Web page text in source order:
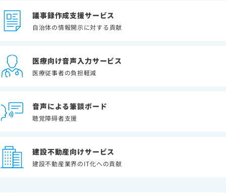
議事録作成支援サービス
自治体の情報開示に対する貢献
医療向け音声入力サービス
医療従事者の負担軽減
音声による筆談ボード
聴覚障碍者支援
建設不動産向けサービス
建設不動産業界のIT化への貢献